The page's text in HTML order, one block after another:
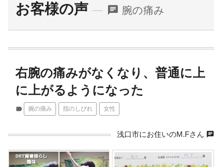
お客様の声 chat 腕の痛み
右腕の痛みがなくなり、普通に上
に上がるようになった
label 腕の痛み 指のしびれ 女性
浅口市にお住いのM.Fさん chat